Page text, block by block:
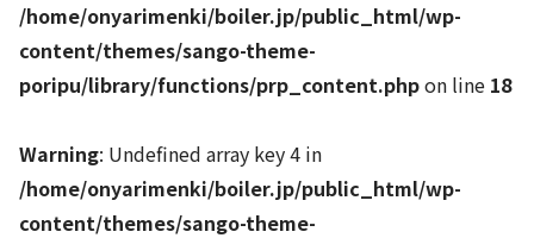
/home/onyarimenki/boiler.jp/public_html/wp-
content/themes/sango-theme-
poripu/library/functions/prp_content.phpon line 18
Warning: Undefined array key 4 in
/home/onyarimenki/boiler.jp/public_html/wp-
content/themes/sango-theme-